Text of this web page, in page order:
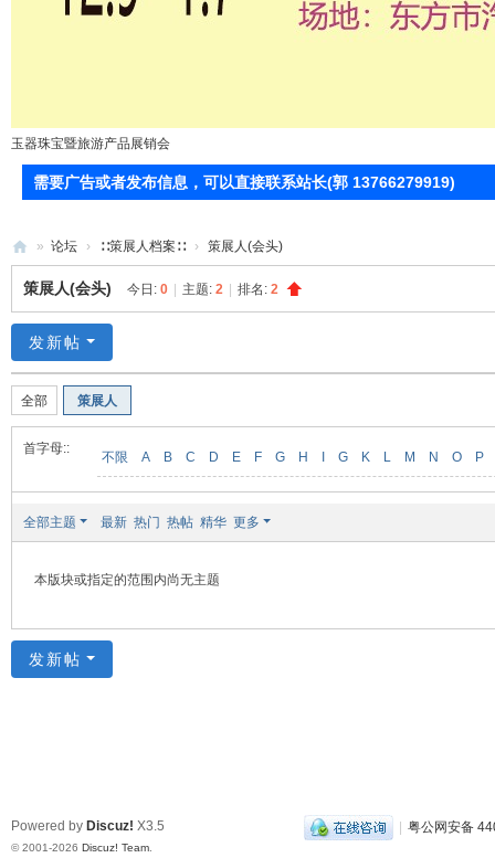
玉器珠宝暨旅游产品展销会
需要广告或者发布信息，可以直接联系站长(郭 13766279919)
71
0
装
美
食
网
» 论坛 › ∷策展人档案∷ › 策展人(会头)
策展人(会头) 今日: 0 | 主题: 2 | 排名: 2
发新帖
全部 策展人
首字母::
不限 A B C D E F G H I G K L M N O P
全部主题 最新 热门 热帖 精华 更多
本版块或指定的范围内尚无主题
发新帖
| 粤公网安备
Powered by Discuz! X3.5
© 2001-2026 Discuz! Team